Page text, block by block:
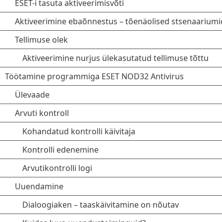
ESET-i tasuta aktiveerimisvõti
Aktiveerimine ebaõnnestus – tõenäolised
Tellimuse olek
Aktiveerimine nurjus ülekasutatud tellimuse tõttu
Töötamine programmiga ESET NOD32 Antivirus
Ülevaade
Arvuti kontroll
Kohandatud kontrolli käivitaja
Kontrolli edenemine
Arvutikontrolli logi
Uuendamine
Dialoogiaken – taaskäivitamine on nõutav